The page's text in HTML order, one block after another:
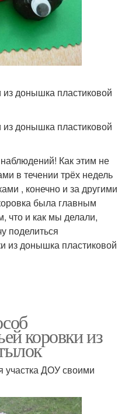
из донышка пластиковой
из донышка пластиковой
Как этим не
в течении трёх недель
, конечно и за другими
была главным
что и как мы делали,
поделиться
из донышка пластиковой
коровки из
участка ДОУ своими